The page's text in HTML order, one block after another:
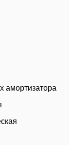
амортизатора